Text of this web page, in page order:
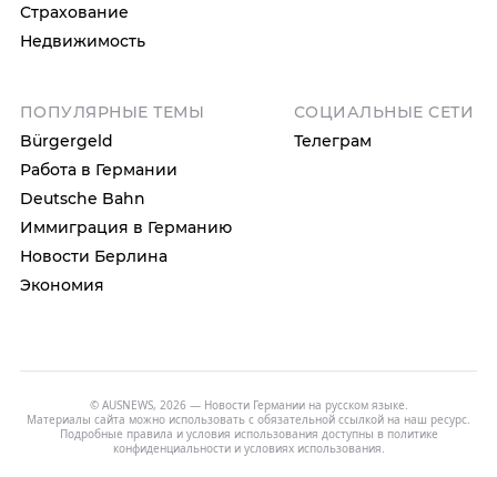
Страхование
Недвижимость
ПОПУЛЯРНЫЕ ТЕМЫ
Bürgergeld
Работа в Германии
Deutsche Bahn
Иммиграция в Германию
Новости Берлина
Экономия
СОЦИАЛЬНЫЕ СЕТИ
Телеграм
© AUSNEWS, 2026 — Новости Германии на русском языке.
Материалы сайта можно использовать с обязательной ссылкой на наш ресурс.
Подробные правила и условия использования доступны в политике
конфиденциальностии условиях использования.